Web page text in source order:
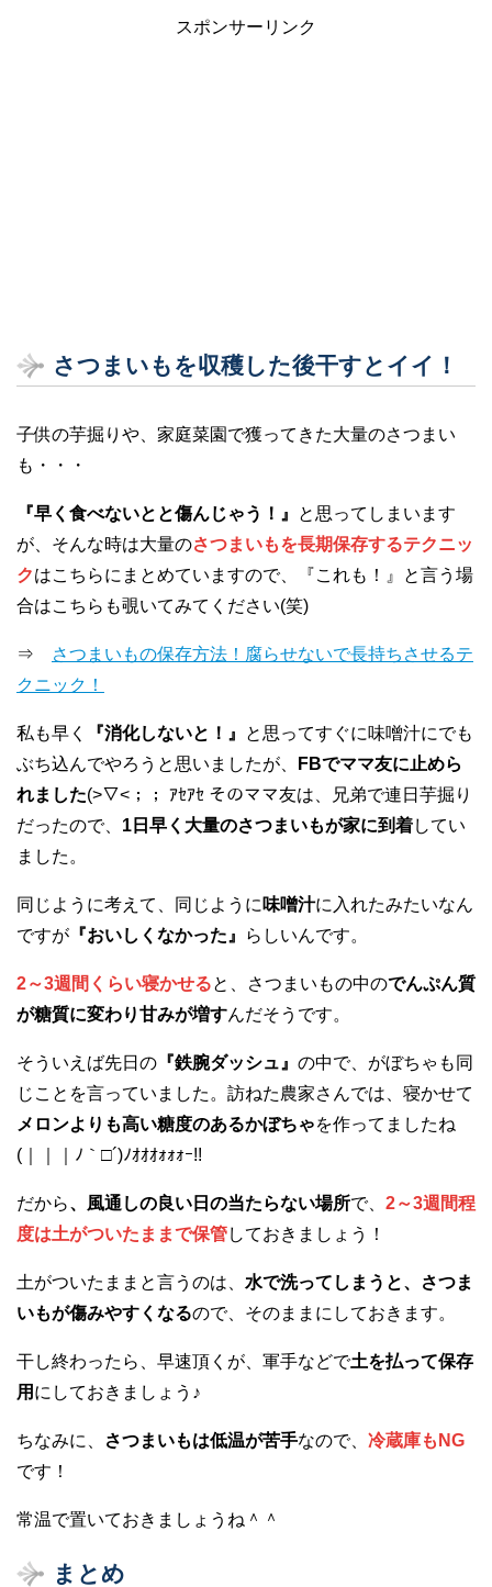
スポンサーリンク
さつまいもを収穫した後干すとイイ！
子供の芋掘りや、家庭菜園で獲ってきた大量のさつまい
も・・・
『早く食べないとと傷んじゃう！』
と思ってしまいます
が、そんな時は大量のさつまいもを長期保存するテクニッ
クはこちらにまとめていますので、『これも！』と言う場
合はこちらも覗いてみてください(笑)
⇒
さつまいもの保存方法！腐らせないで長持ちさせるテ
クニック！
私も早く 『消化しないと！』
と思ってすぐに味噌汁にでも
ぶち込んでやろうと思いましたが、
FBでママ友に止めら
れました(>▽<；； ｱｾｱｾ そのママ友は、兄弟で連日芋掘り
だったので、 1日早く大量のさつまいもが家に到着してい
ました。
同じように考えて、同じように 味噌汁に入れたみたいなん
ですが 『おいしくなかった』 らしいんです。
2～3週間くらい寝かせると、さつまいもの中のでんぷん質
が糖質に変わり甘みが増すんだそうです。
そういえば先日の 『鉄腕ダッシュ』 の中で、がぼちゃも同
じことを言っていました。訪ねた農家さんでは、寝かせて
メロンよりも高い糖度のあるかぼちゃを作ってましたね
(｜｜｜ﾉ｀□´)ﾉｵｵｵｫｫｫｰ!!
だから、風通しの良い日の当たらない場所で、 2～3週間程
度は土がついたままで保管しておきましょう！
土がついたままと言うのは、 水で洗ってしまうと、さつま
いもが傷みやすくなるので、そのままにしておきます。
干し終わったら、早速頂くが、軍手などで土を払って保存
用 にしておきましょう♪
ちなみに、 さつまいもは低温が苦手なので、 冷蔵庫もNG
です！
常温で置いておきましょうね＾＾
まとめ